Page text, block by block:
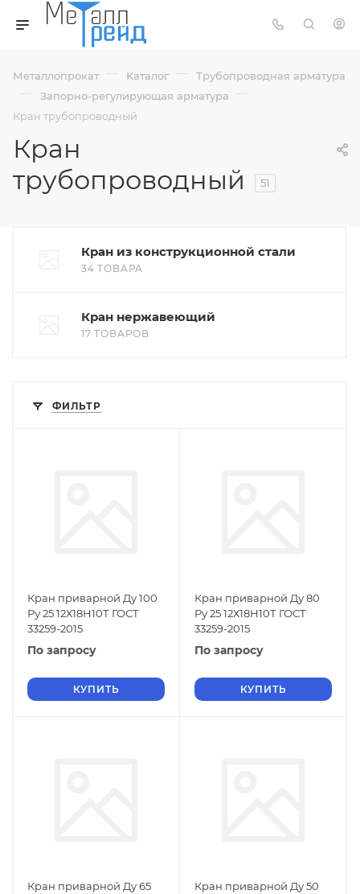
Металлопрокат — Каталог — Трубопроводная арматура
— Запорно-регулирующая арматура —
Кран трубопроводный
Кран
трубопроводный
51
Кран из конструкционной стали
34 ТОВАРА
Кран нержавеющий
17 ТОВАРОВ
ФИЛЬТР
Кран приварной Ду 100
Ру 25 12Х18Н10Т ГОСТ
33259-2015
По запросу
КУПИТЬ
Кран приварной Ду 80
Ру 25 12Х18Н10Т ГОСТ
33259-2015
По запросу
КУПИТЬ
Кран приварной Ду 65
Кран приварной Ду 50